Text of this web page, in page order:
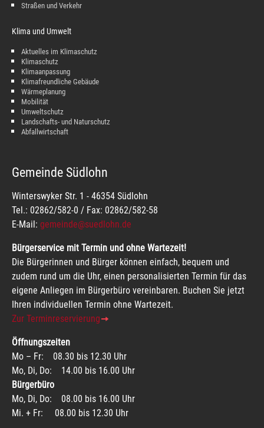
Straßen und Verkehr
Klima und Umwelt
Aktuelles im Klimaschutz
Klimaschutz
Klimaanpassung
Klimafreundliche Gebäude
Wärmeplanung
Mobilität
Umweltschutz
Landschafts- und Naturschutz
Abfallwirtschaft
Gemeinde Südlohn
Winterswyker Str. 1 - 46354 Südlohn
Tel.: 02862/582-0 / Fax: 02862/582-58
E-Mail: gemeinde@suedlohn.de
Bürgerservice mit Termin und ohne Wartezeit!
Die Bürgerinnen und Bürger können einfach, bequem und
zudem rund um die Uhr, einen personalisierten Termin für das
eigene Anliegen im Bürgerbüro vereinbaren. Buchen Sie jetzt
Ihren individuellen Termin ohne Wartezeit.
Zur Terminreservierung
Öffnungszeiten
Mo – Fr: 08.30 bis 12.30 Uhr
Mo, Di, Do: 14.00 bis 16.00 Uhr
Bürgerbüro
Mo, Di, Do: 08.00 bis 16.00 Uhr
Mi. + Fr: 08.00 bis 12.30 Uhr